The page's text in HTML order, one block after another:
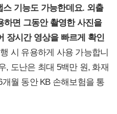
기능도 가능한데요. 외출
하면 그동안 촬영한 사진을
장시간 영상을 빠르게 확인
시 유용하게 사용 가능합니
, 도난은 최대 5백만 원, 화재
월 동안 KB 손해보험을 통